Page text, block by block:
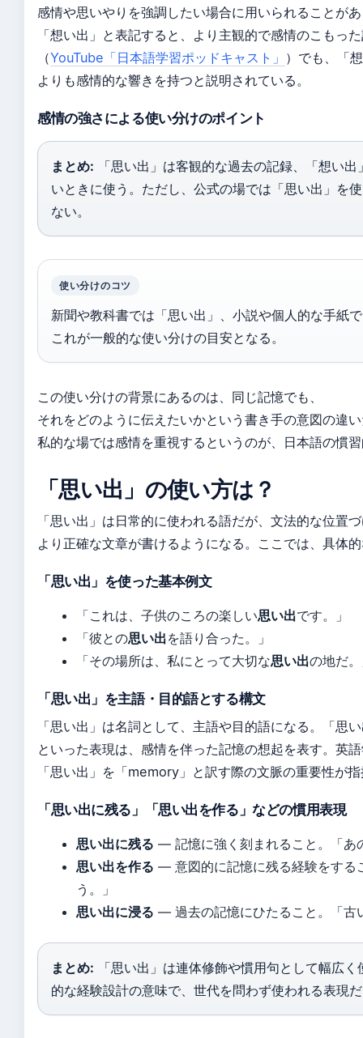
感情や思いやりを強調したい場合に用いられることが
「想い出」と表記すると、より主観的で感情のこもっ
（YouTube「日本語学習ポッドキャスト」 ）でも、「
よりも感情的な響きを持つと説明されている。
感情の強さによる使い分けのポイント
まとめ: 「思い出」は客観的な過去の記録、「想い
いときに使う。ただし、公式の場では「思い出」を
ない。
使い分けのコツ
新聞や教科書では「思い出」、小説や個人的な手
これが一般的な使い分けの目安となる。
この使い分けの背景にあるのは、同じ記憶でも、
それをどのように伝えたいかという書き手の意図の違
私的な場では感情を重視するというのが、日本語の慣
「思い出」の使い方は？
「思い出」は日常的に使われる語だが、文法的な位置
より正確な文章が書けるようになる。ここでは、具体
「思い出」を使った基本例文
「これは、子供のころの楽しい思い出です。」
「彼との思い出を語り合った。」
「その場所は、私にとって大切な思い出の地だ
「思い出」を主語・目的語とする構文
「思い出」は名詞として、主語や目的語になる。「思
といった表現は、感情を伴った記憶の想起を表す。英
「思い出」を「memory」と訳す際の文脈の重要性が
「思い出に残る」「思い出を作る」などの慣用表現
思い出に残る — 記憶に強く刻まれること。「あ
思い出を作る — 意図的に記憶に残る経験をする
う。」
思い出に浸る — 過去の記憶にひたること。「古
まとめ: 「思い出」は連体修飾や慣用句として幅広
的な経験設計の意味で、世代を問わず使われる表現